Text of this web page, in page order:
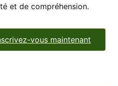
et de compréhension.
vous maintenant